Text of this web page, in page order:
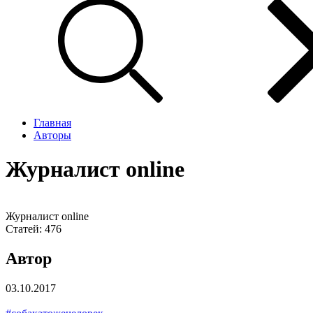
Главная
Авторы
Журналист online
Журналист online
Статей: 476
Автор
03.10.2017